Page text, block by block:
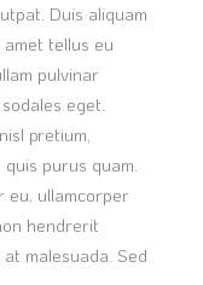
Duis aliquam
tellus eu
pulvinar
eget.
pretium,
purus quam.
eu, ullamcorper
hendrerit
malesuada. Sed